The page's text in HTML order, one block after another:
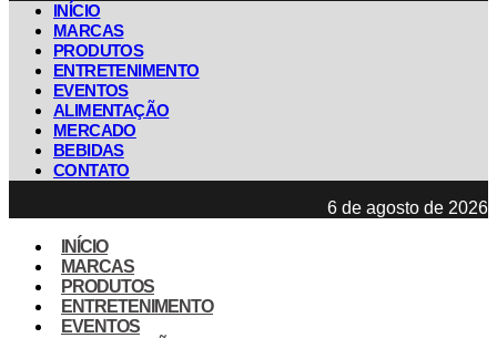
INÍCIO
MARCAS
PRODUTOS
ENTRETENIMENTO
EVENTOS
ALIMENTAÇÃO
MERCADO
BEBIDAS
CONTATO
6 de agosto de 2026
INÍCIO
MARCAS
PRODUTOS
ENTRETENIMENTO
EVENTOS